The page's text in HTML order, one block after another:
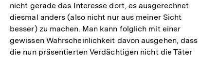
nicht gerade das Interesse dort, es ausgerechnet
diesmal anders (also nicht nur aus meiner Sicht
besser) zu machen. Man kann folglich mit einer
gewissen Wahrscheinlichkeit davon ausgehen, dass
die nun präsentierten Verdächtigen nicht die Täter